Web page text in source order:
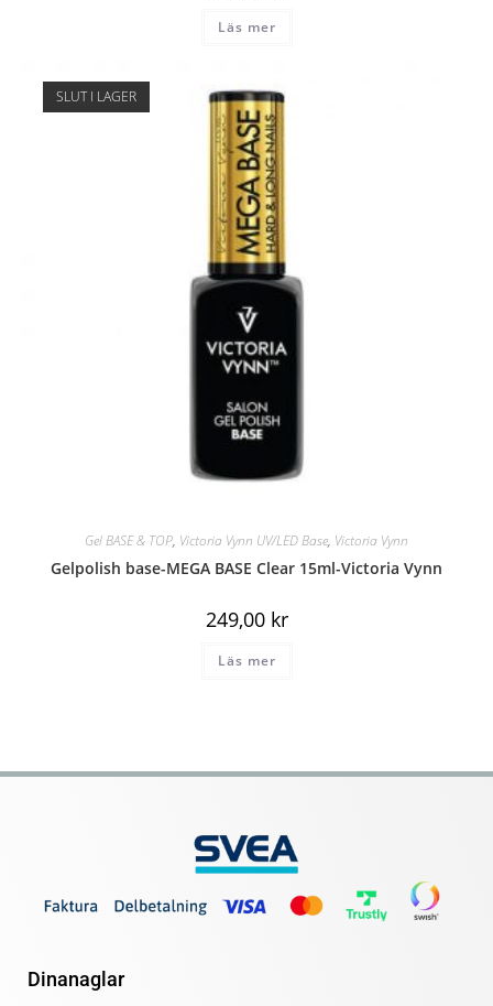
Läs mer
SLUT I LAGER
Gel BASE & TOP, Victoria Vynn UV/LED Base, Victoria Vynn
Gelpolish base-MEGA BASE Clear 15ml-Victoria Vynn
249,00 kr
Läs mer
Dinanaglar